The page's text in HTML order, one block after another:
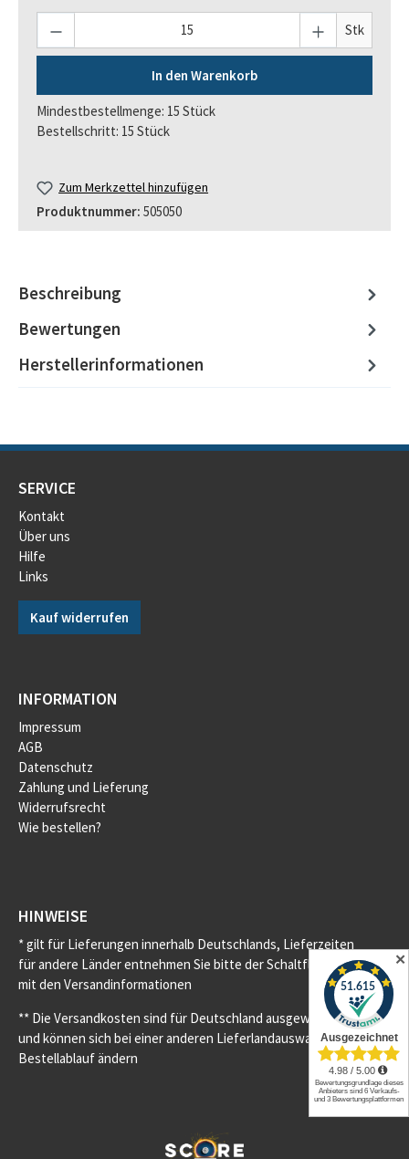
Stk
In den Warenkorb
Mindestbestellmenge: 15 Stück
Bestellschritt: 15 Stück
Zum Merkzettel hinzufügen
Produktnummer: 505050
Beschreibung
Bewertungen
Herstellerinformationen
SERVICE
Kontakt
Über uns
Hilfe
Links
Kauf widerrufen
INFORMATION
Impressum
AGB
Datenschutz
Zahlung und Lieferung
Widerrufsrecht
Wie bestellen?
HINWEISE
* gilt für Lieferungen innerhalb Deutschlands, Lieferzeiten
für andere Länder entnehmen Sie bitte der Schaltfläche
mit den Versandinformationen
** Die Versandkosten sind für Deutschland ausgewiesen
und können sich bei einer anderen Lieferlandauswahl im
Bestellablauf ändern
✕